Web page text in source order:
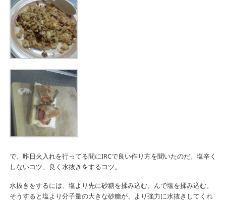
で、昨日火入れを行ってる間にIRCで良い作り方を聞いたのだ。塩辛く
しないコツ、良く水抜きをするコツ。
水抜きをするには、塩より先に砂糖を揉み込む。んで塩を揉み込む。
そうすると塩より分子量の大きな砂糖が、より強力に水抜きしてくれ